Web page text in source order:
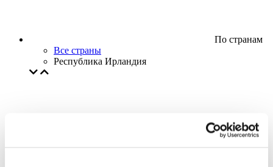
По странам
Все страны
Республика Ирландия